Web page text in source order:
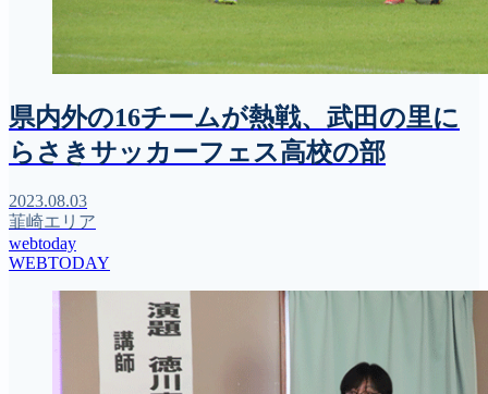
県内外の16チームが熱戦、武田の里に
らさきサッカーフェス高校の部
2023.08.03
韮崎エリア
webtoday
WEBTODAY